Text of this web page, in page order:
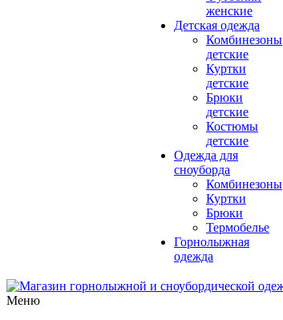
женские
Детская одежда
Комбинезоны
детские
Куртки
детские
Брюки
детские
Костюмы
детские
Одежда для
сноуборда
Комбинезоны
Куртки
Брюки
Термобелье
Горнолыжная
одежда
Меню